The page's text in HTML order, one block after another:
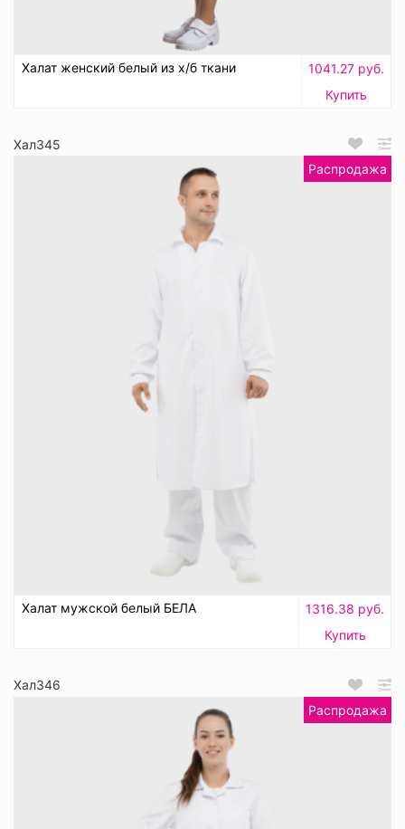
Халат женский белый из х/б ткани
1041.27 руб.
Купить
Хал345
Распродажа
Халат мужской белый БЕЛА
1316.38 руб.
Купить
Хал346
Распродажа